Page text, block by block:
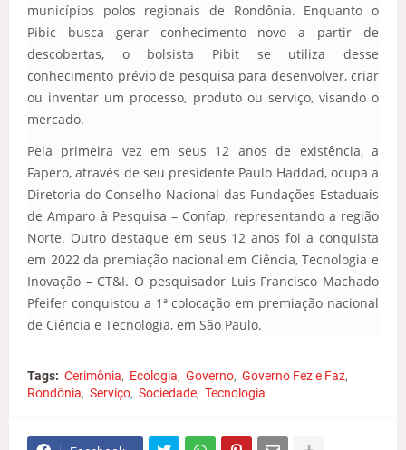
municípios polos regionais de Rondônia. Enquanto o
Pibic busca gerar conhecimento novo a partir de
descobertas, o bolsista Pibit se utiliza desse
conhecimento prévio de pesquisa para desenvolver, criar
ou inventar um processo, produto ou serviço, visando o
mercado.
Pela primeira vez em seus 12 anos de existência, a
Fapero, através de seu presidente Paulo Haddad, ocupa a
Diretoria do Conselho Nacional das Fundações Estaduais
de Amparo à Pesquisa – Confap, representando a região
Norte. Outro destaque em seus 12 anos foi a conquista
em 2022 da premiação nacional em Ciência, Tecnologia e
Inovação – CT&I. O pesquisador Luis Francisco Machado
Pfeifer conquistou a 1ª colocação em premiação nacional
de Ciência e Tecnologia, em São Paulo.
Tags: Cerimônia Ecologia Governo Governo Fez e Faz
Rondônia
Serviço Sociedade Tecnologia